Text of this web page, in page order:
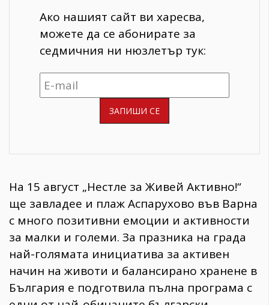
Ако нашият сайт ви харесва,
можете да се абонирате за
седмичния ни нюзлетър тук:
На 15 август „Нестле за Живей Активно!“
ще завладее и плаж Аспарухово във Варна
с много позитивни емоции и активности
за малки и големи. За празника на града
най-голямата инициатива за активен
начин на животи и балансирано хранене в
България е подготвила пълна програма с